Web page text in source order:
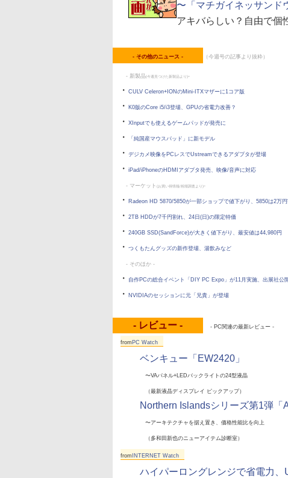
〜「マチガイネッサンド
アキバらしい？自由で個
- その他のニュース - （今週号の記事より抜粋）
- 新製品(今週見つけた新製品より)-
・ CULV Celeron+IONのMini-ITXマザーに1コア版
・ K0版のCore i5/i3登場、GPUの省電力改善？
・ XInputでも使えるゲームパッドが発売に
・ 「純国産マウスパッド」に新モデル
・ デジカメ映像をPCレスでUstreamできるアダプタが登場
・ iPad/iPhoneのHDMIアダプタ発売、映像/音声に対応
- マーケット (お買い得情報/相場調査より)-
・ Radeon HD 5870/5850が一部ショップで値下がり、5850は2万
・ 2TB HDDが7千円割れ、24日(日)の限定特価
・ 240GB SSD(SandForce)が大きく値下がり、最安値は44,980円
・ つくもたんグッズの新作登場、湯飲みなど
- そのほか -
・ 自作PCの総合イベント「DIY PC Expo」が11月実施、出展社公
・ NVIDIAのセッションに元「兄貴」が登場
- レビュー - - PC関連の最新レビュー -
from PC Watch
ベンキュー「EW2420」
〜VAパネル+LEDバックライトの24型液晶
（最新液晶ディスプレイ ピックアップ）
Northern Islandsシリーズ第1弾「
〜アーキテクチャを据え置き、価格性能比を向上
（多和田新也のニューアイテム診断室）
from INTERNET Watch
ハイパーロングレンジで省電力、